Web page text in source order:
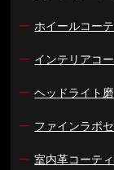
ー ホイールコー
ー インテリアコ
ー ヘッドライト磨
ー ファインラボ
ー 室内革コーテ